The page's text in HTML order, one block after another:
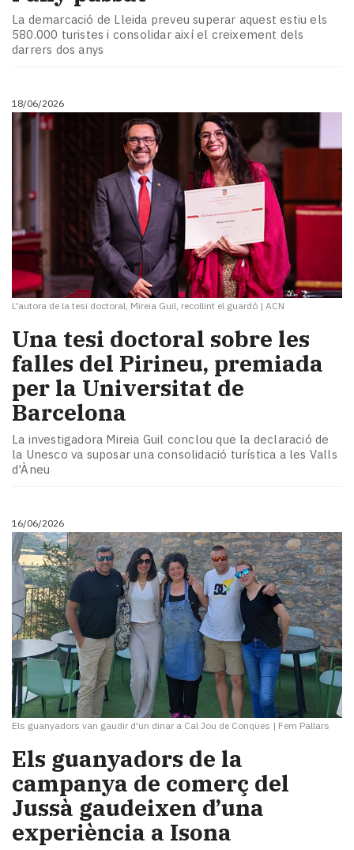
La demarcació de Lleida preveu superar aquest estiu els
580.000 turistes i consolidar així el creixement dels
darrers dos anys
18/06/2026
L'autora de la tesi doctoral, Mireia Guil, recollint el guardó | ACN
​Una tesi doctoral sobre les
falles del Pirineu, premiada
per la Universitat de
Barcelona
La investigadora Mireia Guil conclou que la declaració de
la Unesco va suposar una consolidació turística a les Valls
d'Àneu
16/06/2026
Els guanyadors van gaudir d'un dinar a Cal Jou de Conques | Fem Pallars
Els guanyadors de la
campanya de comerç del
Jussà gaudeixen d’una
experiència a Isona